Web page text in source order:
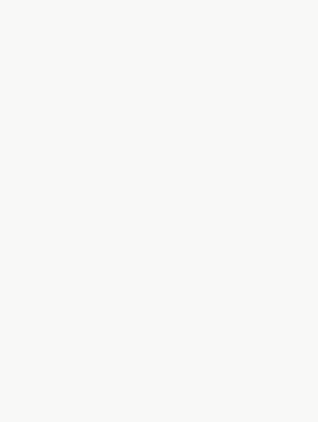
что искусство макияжа не
– симбиоз мастерства и огромного
такой макияж является
сродни фрескам эпохи
Какая удача, что нам удается